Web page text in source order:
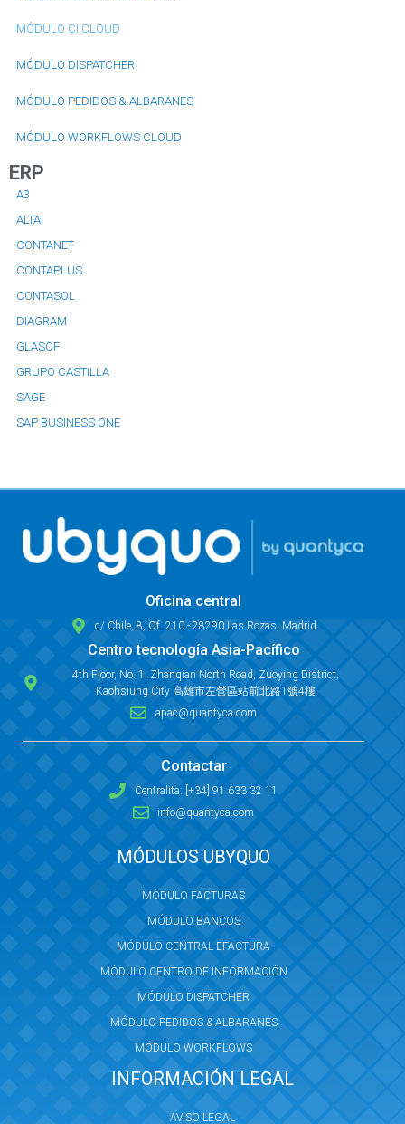
MÓDULO CI CLOUD
MÓDULO DISPATCHER
MÓDULO PEDIDOS & ALBARANES
MÓDULO WORKFLOWS CLOUD
ERP
A3
ALTAI
CONTANET
CONTAPLUS
CONTASOL
DIAGRAM
GLASOF
GRUPO CASTILLA
SAGE
SAP BUSINESS ONE
Oficina central
c/ Chile, 8, Of. 210 - 28290 Las Rozas, Madrid
Centro tecnología Asia-Pacífico
4th Floor, No. 1, Zhanqian North Road, Zuoying District,
Kaohsiung City 高雄市左營區站前北路1號4樓
apac@quantyca.com
Contactar
Centralita: [+34] 91 633 32 11
info@quantyca.com
MÓDULOS UBYQUO
MÓDULO FACTURAS
MÓDULO BANCOS
MÓDULO CENTRAL EFACTURA
MÓDULO CENTRO DE INFORMACIÓN
MÓDULO DISPATCHER
MÓDULO PEDIDOS & ALBARANES
MÓDULO WORKFLOWS
INFORMACIÓN LEGAL
AVISO LEGAL